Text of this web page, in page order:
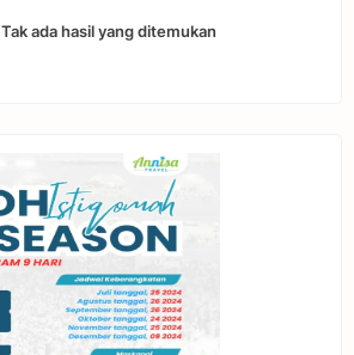
Tak ada hasil yang ditemukan